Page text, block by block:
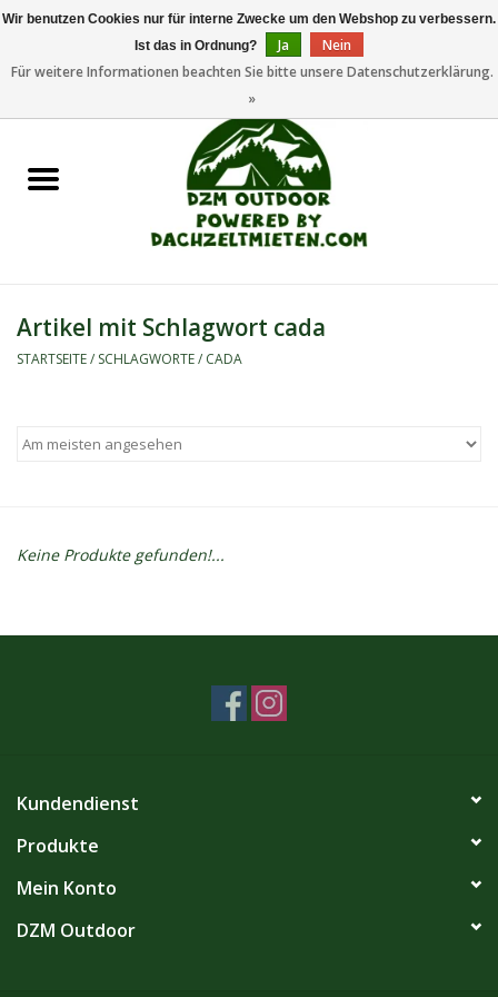
Dachzeltanhänger
Camping/Outdoor
Kontakt
Artikel mit Schlagwort cada
STARTSEITE/ SCHLAGWORTE/ CADA
Keine Produkte gefunden!...
Kundendienst
Produkte
Mein Konto
DZM Outdoor
Wir benutzen Cookies nur für interne Zwecke um den Webshop zu verbessern.
Ist das in Ordnung?
Ja
Nein
Für weitere Informationen beachten Sie bitte unsere Datenschutzerklärung.
»